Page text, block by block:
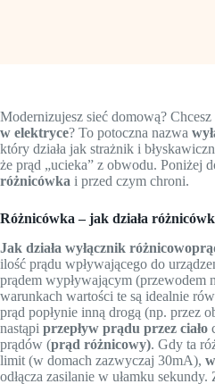
Modernizujesz sieć domową?
w elektryce? To potoczna nazwa
który działa jak strażnik i
że prąd „ucieka” z obwodu. Poniżej
różnicówka i przed czym chroni.
Różnicówka – jak działa
Jak działa wyłącznik
ilość prądu wpływającego do
prądem wypływającym (przewodem
warunkach wartości te są idealnie
prąd popłynie inną drogą (np. przez
nastąpi przepływ prądu przez ciało
prądów (prąd różnicowy). Gdy ta
limit (w domach zazwyczaj 30mA),
odłącza zasilanie w ułamku